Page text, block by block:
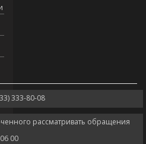
333-80-08
рассматривать обращения
00